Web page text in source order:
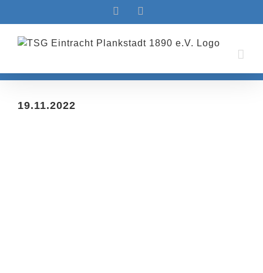
springen
Facebook
19.11.2022